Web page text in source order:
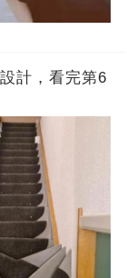
計，看完第6